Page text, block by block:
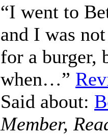
“I went to
and I was
for a burger,
when…”
Said about:
Member,